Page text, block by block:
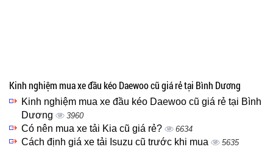
Kinh nghiệm mua xe đầu kéo Daewoo cũ giá rẻ tại Bình Dương
Kinh nghiệm mua xe đầu kéo Daewoo cũ giá rẻ tại Bình
Dương
3960
Có nên mua xe tải Kia cũ giá rẻ? 6634
Cách định giá xe tải Isuzu cũ trước khi mua 5635